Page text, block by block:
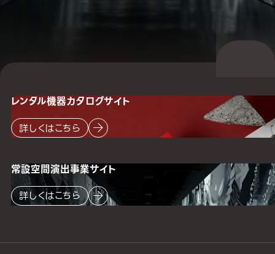
レンタル機器カタログサイト
詳しくはこちら
常設空間演出事業サイト
詳しくはこちら